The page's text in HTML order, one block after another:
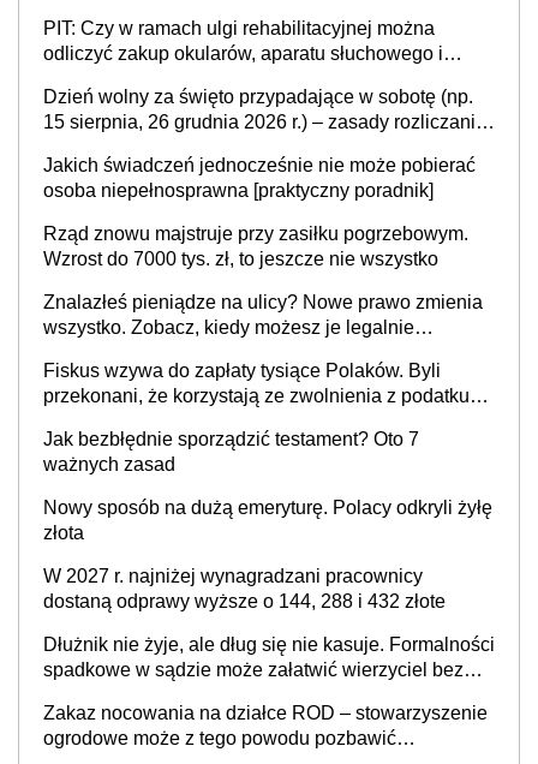
PIT: Czy w ramach ulgi rehabilitacyjnej można
odliczyć zakup okularów, aparatu słuchowego i
Dzień wolny za święto przypadające w sobotę (np.
15 sierpnia, 26 grudnia 2026 r.) – zasady rozliczania
i administracja publiczna), najczęstsze pytania
Jakich świadczeń jednocześnie nie może pobierać
osoba niepełnosprawna [praktyczny poradnik]
Rząd znowu majstruje przy zasiłku pogrzebowym.
Wzrost do 7000 tys. zł, to jeszcze nie wszystko
Znalazłeś pieniądze na ulicy? Nowe prawo zmienia
wszystko. Zobacz, kiedy możesz je legalnie
Fiskus wzywa do zapłaty tysiące Polaków. Byli
przekonani, że korzystają ze zwolnienia z podatku
Jak bezbłędnie sporządzić testament? Oto 7
ważnych zasad
Nowy sposób na dużą emeryturę. Polacy odkryli żyłę
złota
W 2027 r. najniżej wynagradzani pracownicy
dostaną odprawy wyższe o 144, 288 i 432 złote
Dłużnik nie żyje, ale dług się nie kasuje. Formalności
spadkowe w sądzie może załatwić wierzyciel bez
Zakaz nocowania na działce ROD – stowarzyszenie
ogrodowe może z tego powodu pozbawić